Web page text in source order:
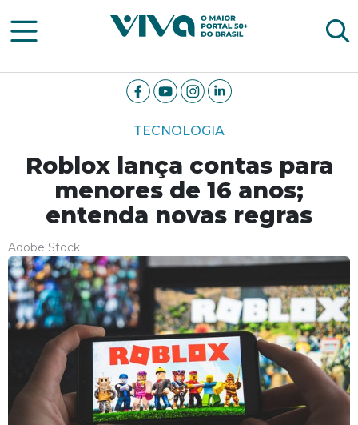
Viva Notícias
TECNOLOGIA
Roblox lança contas para
menores de 16 anos;
entenda novas regras
Adobe Stock